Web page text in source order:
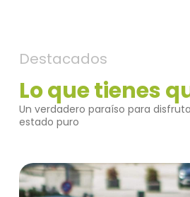
Destacados
Lo que tienes
Un verdadero paraíso para
estado puro